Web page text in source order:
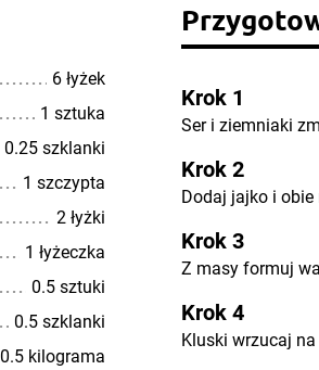
6 łyżek
1 sztuka
0.25 szklanki
1 szczypta
2 łyżki
1 łyżeczka
0.5 sztuki
0.5 szklanki
0.5 kilograma
Krok 1
Ser i ziemniaki
Krok 2
Dodaj jajko i obie
Krok 3
Z masy formuj
Krok 4
Kluski wrzucaj